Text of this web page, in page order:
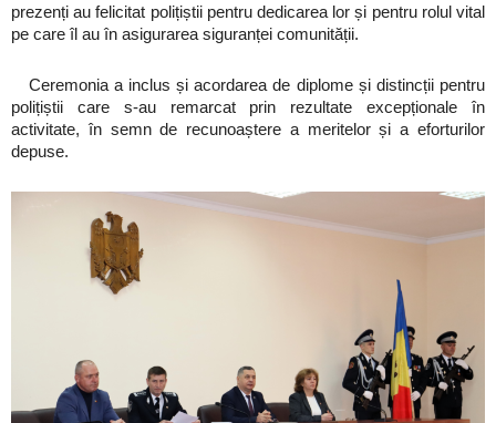
prezenți au felicitat polițiștii pentru dedicarea lor și pentru rolul vital
pe care îl au în asigurarea siguranței comunității.
Ceremonia a inclus și acordarea de diplome și distincții pentru
polițiștii care s-au remarcat prin rezultate excepționale în
activitate, în semn de recunoaștere a meritelor și a eforturilor
depuse.